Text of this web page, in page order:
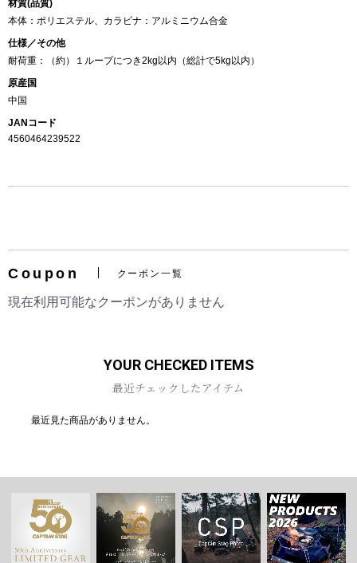
お買い物を続ける カートへ進む
材質(品質)
本体：ポリエステル、カラビナ：アルミニウム合金
仕様／その他
耐荷重：（約）１ループにつき2kg以内（総計で5kg以内）
原産国
中国
JANコード
4560464239522
Coupon クーポン一覧
現在利用可能なクーポンがありません
YOUR CHECKED ITEMS
最近チェックしたアイテム
最近見た商品がありません。